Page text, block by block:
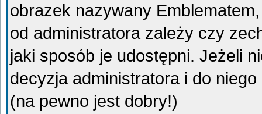
obrazek nazywany
od administratora zależy czy
jaki sposób je udostępni. Jeżeli
decyzja administratora i do
(na pewno jest dobry!)